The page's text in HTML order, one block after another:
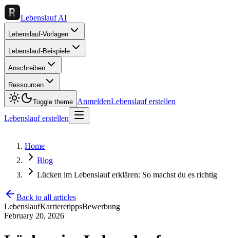
Lebenslauf AI
Lebenslauf-Vorlagen
Lebenslauf-Beispiele
Anschreiben
Ressourcen
Toggle theme AnmeldenLebenslauf erstellen
Lebenslauf erstellen
Home
Blog
Lücken im Lebenslauf erklären: So machst du es richtig
Back to all articles
LebenslaufKarrieretippsBewerbung
February 20, 2026